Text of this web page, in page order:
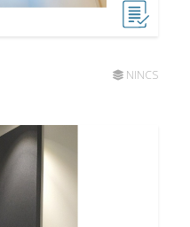
NINCS